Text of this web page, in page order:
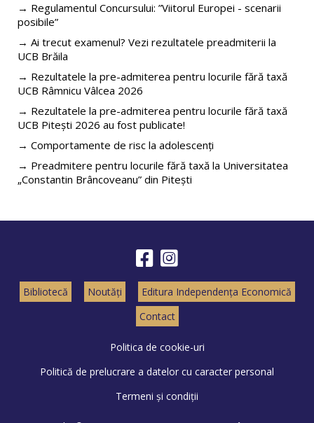
→ Regulamentul Concursului: ”Viitorul Europei - scenarii
posibile”
→ Ai trecut examenul? Vezi rezultatele preadmiterii la
UCB Brăila
→ Rezultatele la pre-admiterea pentru locurile fără taxă
UCB Râmnicu Vâlcea 2026
→ Rezultatele la pre-admiterea pentru locurile fără taxă
UCB Pitești 2026 au fost publicate!
→ Comportamente de risc la adolescenți
→ Preadmitere pentru locurile fără taxă la Universitatea
„Constantin Brâncoveanu” din Pitești
Bibliotecă Noutăți
Editura Independența Economică
Contact
Politica de cookie-uri
Politică de prelucrare a datelor cu caracter personal
Termeni și condiții